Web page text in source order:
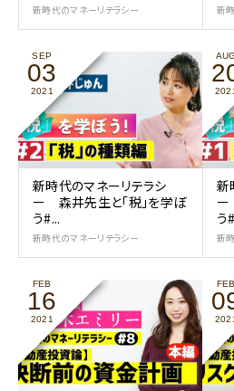
新時代のマネーリテラシー 新
SEP
03
2021
新時代のマネーリテラシ
ー 森井先生と「税」を学ぼ
う#...
新時代のマネーリテラシー
AUG
新
ー
う
新
FEB
16
2021
FEB